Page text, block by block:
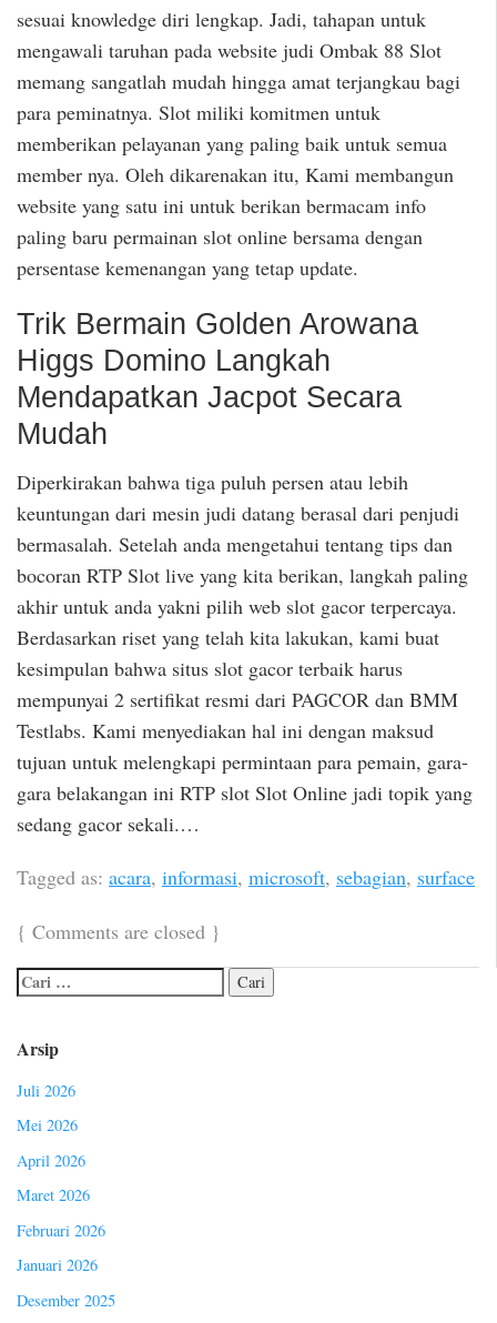
sesuai knowledge diri lengkap. Jadi, tahapan untuk
mengawali taruhan pada website judi Ombak 88 Slot
memang sangatlah mudah hingga amat terjangkau bagi
para peminatnya. Slot miliki komitmen untuk
memberikan pelayanan yang paling baik untuk semua
member nya. Oleh dikarenakan itu, Kami membangun
website yang satu ini untuk berikan bermacam info
paling baru permainan slot online bersama dengan
persentase kemenangan yang tetap update.
Trik Bermain Golden Arowana
Higgs Domino Langkah
Mendapatkan Jacpot Secara
Mudah
Diperkirakan bahwa tiga puluh persen atau lebih
keuntungan dari mesin judi datang berasal dari penjudi
bermasalah. Setelah anda mengetahui tentang tips dan
bocoran RTP Slot live yang kita berikan, langkah paling
akhir untuk anda yakni pilih web slot gacor terpercaya.
Berdasarkan riset yang telah kita lakukan, kami buat
kesimpulan bahwa situs slot gacor terbaik harus
mempunyai 2 sertifikat resmi dari PAGCOR dan BMM
Testlabs. Kami menyediakan hal ini dengan maksud
tujuan untuk melengkapi permintaan para pemain, gara-
gara belakangan ini RTP slot Slot Online jadi topik yang
sedang gacor sekali.…
Tagged as: acara, informasi, microsoft, sebagian, surface
{ Comments are closed }
Arsip
Juli 2026
Mei 2026
April 2026
Maret 2026
Februari 2026
Januari 2026
Desember 2025